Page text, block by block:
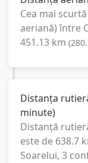
Cea mai
aeriană) între
451.13 km (
Distanța
minute)
Distanță
este de 638.7
Soarelui, 3